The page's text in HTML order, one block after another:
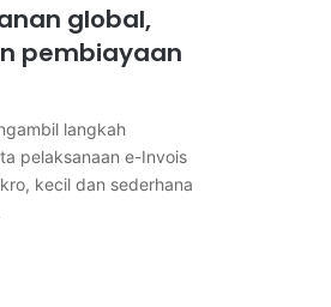
global,
pembiayaan
langkah
pelaksanaan e-Invois
kecil dan sederhana